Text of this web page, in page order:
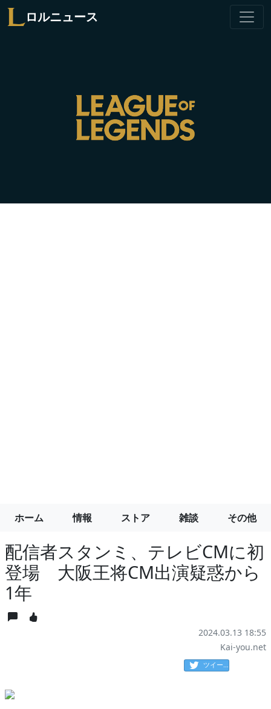
ロルニュース
ホーム 情報 ストア 雑談 その他
配信者スタンミ、テレビCMに初
登場 大阪王将CM出演疑惑から
1年
2024.03.13 18:55
Kai-you.net
ツイート